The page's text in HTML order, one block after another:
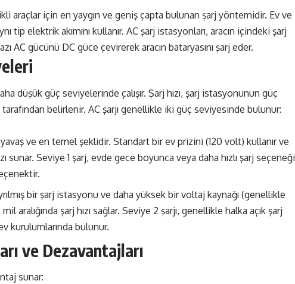
araçlar için en yaygın ve geniş çapta bulunan şarj yöntemidir. Ev ve
tip elektrik akımını kullanır. AC şarj istasyonları, aracın içindeki şarj
AC gücünü DC güce çevirerek aracın bataryasını şarj eder.
düşük güç seviyelerinde çalışır. Şarj hızı, şarj istasyonunun güç
tarafından belirlenir. AC şarjı genellikle iki güç seviyesinde bulunur:
yavaş ve en temel şeklidir. Standart bir ev prizini (120 volt) kullanır ve
sunar. Seviye 1 şarj, evde gece boyunca veya daha hızlı şarj seçeneği
bir şarj istasyonu ve daha yüksek bir voltaj kaynağı (genellikle
aralığında şarj hızı sağlar. Seviye 2 şarjı, genellikle halka açık şarj
kurulumlarında bulunur.
ve Dezavantajları
sunar: